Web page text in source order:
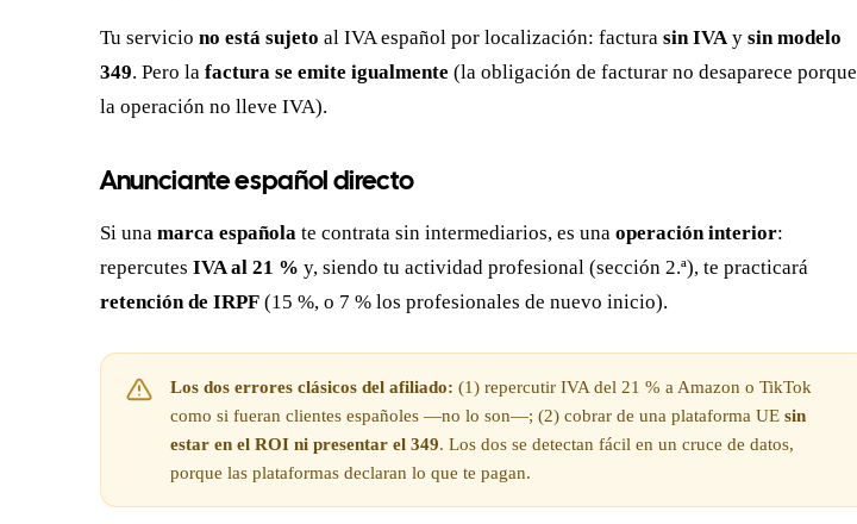
Tu servicio no está sujeto al IVA español por localización: factura sin IVAy sin modelo
349. Pero la factura se emite igualmente (la obligación de facturar no desaparece porque
la operación no lleve IVA).
Anunciante español directo
Si una marca española te contrata sin intermediarios, es una operación interior:
repercutes IVA al 21 % y, siendo tu actividad profesional (sección 2.ª), te practicará
retención de IRPF (15 %, o 7 % los profesionales de nuevo inicio).
Los dos errores clásicos del afiliado: (1) repercutir IVA del 21 % a Amazon o TikTok
como si fueran clientes españoles —no lo son—; (2) cobrar de una plataforma UE sin
estar en el ROI ni presentar el 349. Los dos se detectan fácil en un cruce de datos,
porque las plataformas declaran lo que te pagan.